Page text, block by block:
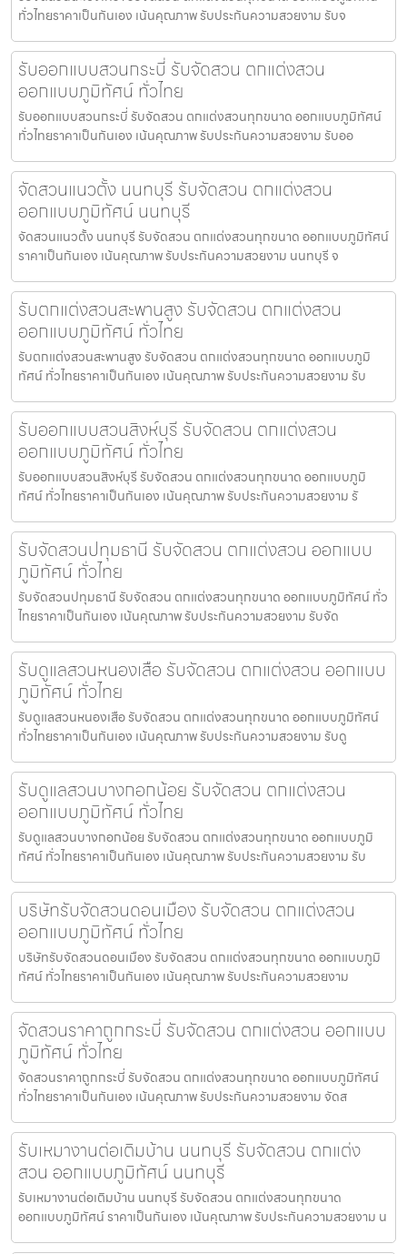
ทั่วไทยราคาเป็นกันเอง เน้นคุณภาพ รับประกันความสวยงาม รับจ
รับออกแบบสวนกระบี่ รับจัดสวน ตกแต่งสวน
ออกแบบภูมิทัศน์ ทั่วไทย
รับออกแบบสวนกระบี่ รับจัดสวน ตกแต่งสวนทุกขนาด ออกแบบภูมิทัศน์
ทั่วไทยราคาเป็นกันเอง เน้นคุณภาพ รับประกันความสวยงาม รับออ
จัดสวนแนวตั้ง นนทบุรี รับจัดสวน ตกแต่งสวน
ออกแบบภูมิทัศน์ นนทบุรี
จัดสวนแนวตั้ง นนทบุรี รับจัดสวน ตกแต่งสวนทุกขนาด ออกแบบภูมิทัศน์
ราคาเป็นกันเอง เน้นคุณภาพ รับประกันความสวยงาม นนทบุรี จ
รับตกแต่งสวนสะพานสูง รับจัดสวน ตกแต่งสวน
ออกแบบภูมิทัศน์ ทั่วไทย
รับตกแต่งสวนสะพานสูง รับจัดสวน ตกแต่งสวนทุกขนาด ออกแบบภูมิ
ทัศน์ ทั่วไทยราคาเป็นกันเอง เน้นคุณภาพ รับประกันความสวยงาม รับ
รับออกแบบสวนสิงห์บุรี รับจัดสวน ตกแต่งสวน
ออกแบบภูมิทัศน์ ทั่วไทย
รับออกแบบสวนสิงห์บุรี รับจัดสวน ตกแต่งสวนทุกขนาด ออกแบบภูมิ
ทัศน์ ทั่วไทยราคาเป็นกันเอง เน้นคุณภาพ รับประกันความสวยงาม รั
รับจัดสวนปทุมธานี รับจัดสวน ตกแต่งสวน ออกแบบ
ภูมิทัศน์ ทั่วไทย
รับจัดสวนปทุมธานี รับจัดสวน ตกแต่งสวนทุกขนาด ออกแบบภูมิทัศน์ ทั่ว
ไทยราคาเป็นกันเอง เน้นคุณภาพ รับประกันความสวยงาม รับจัด
รับดูแลสวนหนองเสือ รับจัดสวน ตกแต่งสวน ออกแบบ
ภูมิทัศน์ ทั่วไทย
รับดูแลสวนหนองเสือ รับจัดสวน ตกแต่งสวนทุกขนาด ออกแบบภูมิทัศน์
ทั่วไทยราคาเป็นกันเอง เน้นคุณภาพ รับประกันความสวยงาม รับดู
รับดูแลสวนบางกอกน้อย รับจัดสวน ตกแต่งสวน
ออกแบบภูมิทัศน์ ทั่วไทย
รับดูแลสวนบางกอกน้อย รับจัดสวน ตกแต่งสวนทุกขนาด ออกแบบภูมิ
ทัศน์ ทั่วไทยราคาเป็นกันเอง เน้นคุณภาพ รับประกันความสวยงาม รับ
บริษัทรับจัดสวนดอนเมือง รับจัดสวน ตกแต่งสวน
ออกแบบภูมิทัศน์ ทั่วไทย
บริษัทรับจัดสวนดอนเมือง รับจัดสวน ตกแต่งสวนทุกขนาด ออกแบบภูมิ
ทัศน์ ทั่วไทยราคาเป็นกันเอง เน้นคุณภาพ รับประกันความสวยงาม
จัดสวนราคาถูกกระบี่ รับจัดสวน ตกแต่งสวน ออกแบบ
ภูมิทัศน์ ทั่วไทย
จัดสวนราคาถูกกระบี่ รับจัดสวน ตกแต่งสวนทุกขนาด ออกแบบภูมิทัศน์
ทั่วไทยราคาเป็นกันเอง เน้นคุณภาพ รับประกันความสวยงาม จัดส
รับเหมางานต่อเติมบ้าน นนทบุรี รับจัดสวน ตกแต่ง
สวน ออกแบบภูมิทัศน์ นนทบุรี
รับเหมางานต่อเติมบ้าน นนทบุรี รับจัดสวน ตกแต่งสวนทุกขนาด
ออกแบบภูมิทัศน์ ราคาเป็นกันเอง เน้นคุณภาพ รับประกันความสวยงาม น